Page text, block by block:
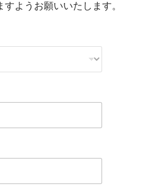
ようお願いいたします。